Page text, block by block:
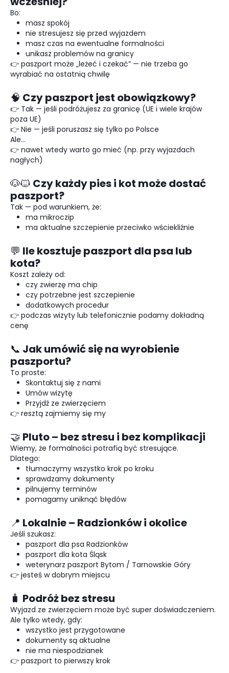
Bo:
masz spokój
nie stresujesz się przed wyjazdem
masz czas na ewentualne formalności
unikasz problemów na granicy
👉 paszport może „leżeć i czekać” — nie trzeba go
wyrabiać na ostatnią chwilę
🧠 Czy paszport jest obowiązkowy?
👉 Tak — jeśli podróżujesz za granicę (UE i wiele krajów
poza UE)
👉 Nie — jeśli poruszasz się tylko po Polsce
Ale…
👉 nawet wtedy warto go mieć (np. przy wyjazdach
nagłych)
🐶🐱 Czy każdy pies i kot może dostać
paszport?
Tak — pod warunkiem, że:
ma mikroczip
ma aktualne szczepienie przeciwko wściekliźnie
💬 Ile kosztuje paszport dla psa lub
kota?
Koszt zależy od:
czy zwierzę ma chip
czy potrzebne jest szczepienie
dodatkowych procedur
👉 podczas wizyty lub telefonicznie podamy dokładną
cenę
📞 Jak umówić się na wyrobienie
paszportu?
To proste:
Skontaktuj się z nami
Umów wizytę
Przyjdź ze zwierzęciem
👉 resztą zajmiemy się my
🤝 Pluto – bez stresu i bez komplikacji
Wiemy, że formalności potrafią być stresujące.
Dlatego:
tłumaczymy wszystko krok po kroku
sprawdzamy dokumenty
pilnujemy terminów
pomagamy uniknąć błędów
📍 Lokalnie – Radzionków i okolice
Jeśli szukasz:
paszport dla psa Radzionków
paszport dla kota Śląsk
weterynarz paszport Bytom / Tarnowskie Góry
👉 jesteś w dobrym miejscu
🧳 Podróż bez stresu
Wyjazd ze zwierzęciem może być super doświadczeniem.
Ale tylko wtedy, gdy:
wszystko jest przygotowane
dokumenty są aktualne
nie ma niespodzianek
👉 paszport to pierwszy krok